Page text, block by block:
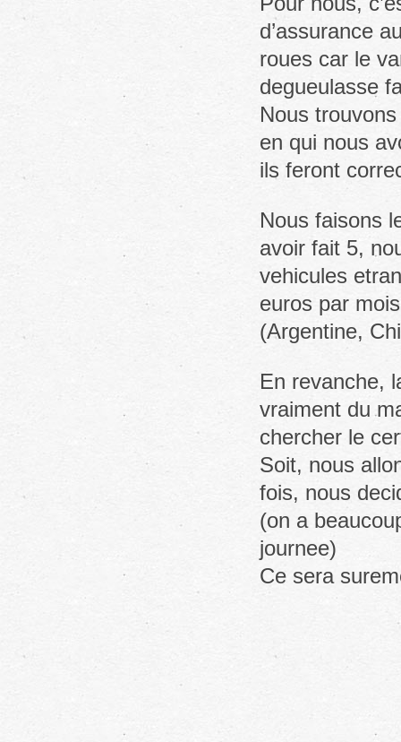
d’assurance
roues car le
degueulasse
Nous
en qui nous
ils feront
Nous faisons
avoir fait 5,
vehicules
euros par
(Argentine,
En revanche,
vraiment du
chercher le
Soit, nous
fois, nous
(on a
journee)
Ce sera